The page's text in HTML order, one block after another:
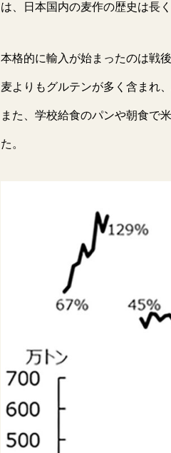
は、日本国内の麦作の歴史は長
本格的に輸入が始まったのは戦
麦よりもグルテンが多く含まれ
また、学校給食のパンや朝食で
た。